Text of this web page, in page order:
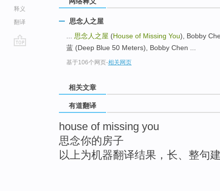
释义
翻译
思念人之屋
思念人之屋 (House of Missing You), Bobby
蓝 (Deep Blue 50 Meters), Bobby Chen ...
基于106个网页-相关网页
相关文章
有道翻译
house of missing you
思念你的房子
以上为机器翻译结果，长、整句